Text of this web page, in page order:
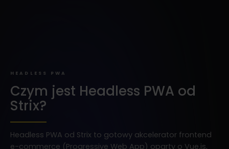
HEADLESS PWA
Czym jest Headless PWA od
Strix?
Headless PWA od Strix to gotowy akcelerator frontend
e-commerce (Progressive Web App) oparty o Vue.js,